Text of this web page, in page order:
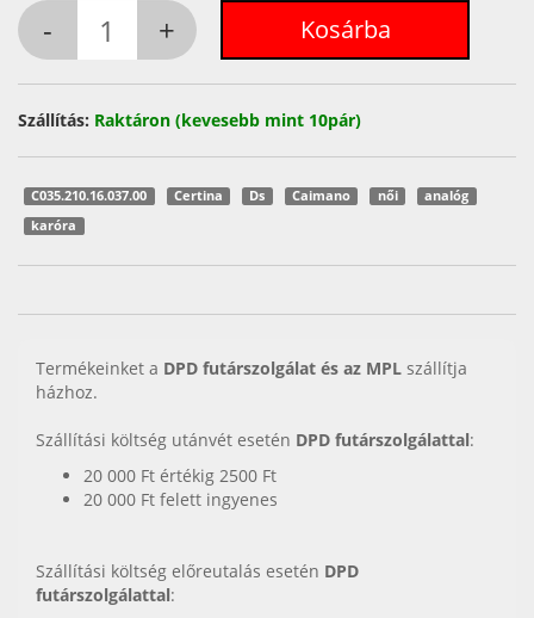
Szállítás: Raktáron (kevesebb mint 10pár)
C035.210.16.037.00 Certina Ds Caimano női
analóg
karóra
Termékeinket a DPD futárszolgálat és az MPL szállítja
házhoz.
Szállítási költség utánvét esetén DPD futárszolgálattal:
20 000 Ft értékig 2500 Ft
20 000 Ft felett ingyenes
Szállítási költség előreutalás esetén DPD
futárszolgálattal: